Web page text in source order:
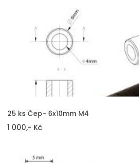
VLOŽIT DO KOŠÍKU
25 ks Čep- 6x10mm M4
1 000,- Kč